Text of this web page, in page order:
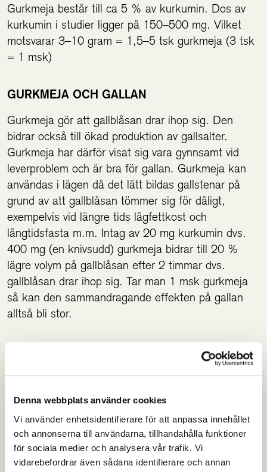
Denna webbplats använder cookies
Vi använder enhetsidentifierare för att anpassa innehållet
och annonserna till användarna, tillhandahålla funktioner
för sociala medier och analysera vår trafik. Vi
vidarebefordrar även sådana identifierare och annan
Gurkmeja består till ca 5 % av kurkumin. Dos av
kurkumin i studier ligger på 150–500 mg. Vilket
motsvarar 3–10 gram = 1,5–5 tsk gurkmeja (3 tsk
= 1 msk)
GURKMEJA OCH GALLAN
Gurkmeja gör att gallblåsan drar ihop sig. Den
bidrar också till ökad produktion av gallsalter.
Gurkmeja har därför visat sig vara gynnsamt vid
leverproblem och är bra för gallan. Gurkmeja kan
användas i lägen då det lätt bildas gallstenar på
grund av att gallblåsan tömmer sig för dåligt,
exempelvis vid längre tids lågfettkost och
långtidsfasta m.m. Intag av 20 mg kurkumin dvs.
400 mg (en knivsudd) gurkmeja bidrar till 20 %
lägre volym på gallblåsan efter 2 timmar dvs.
gallblåsan drar ihop sig. Tar man 1 msk gurkmeja
så kan den sammandragande effekten på gallan
alltså bli stor.
Om man har klumpar eller stenar i gallan och börjar
gallkänningar. Många vet inte om att de har
klumpar/stenar i gallan. Det är bra att börja med
lite lägre dos gurkmeja och trappa upp.